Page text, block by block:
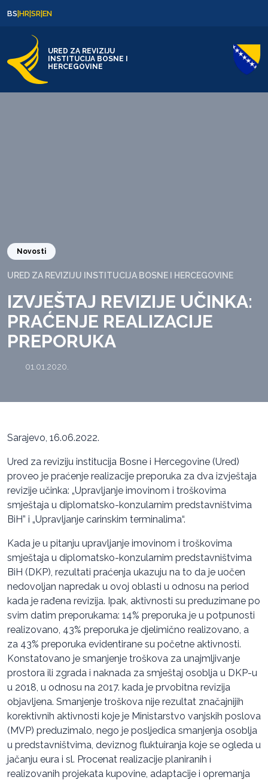
BS|HR|SR|EN
URED ZA REVIZIJU
INSTITUCIJA BOSNE I
HERCEGOVINE
Novosti
URED ZA REVIZIJU INSTITUCIJA BOSNE I HERCEGOVINE
IZVJEŠTAJ REVIZIJE UČINKA:
PRAĆENJE REALIZACIJE
PREPORUKA
01.01.2020.
Sarajevo, 16.06.2022.
Ured za reviziju institucija Bosne i Hercegovine (Ured)
proveo je praćenje realizacije preporuka za dva izvještaja
revizije učinka: „Upravljanje imovinom i troškovima
smještaja u diplomatsko-konzularnim predstavništvima
BiH” i „Upravljanje carinskim terminalima“.
Kada je u pitanju upravljanje imovinom i troškovima
smještaja u diplomatsko-konzularnim predstavništvima
BiH (DKP), rezultati praćenja ukazuju na to da je uočen
nedovoljan napredak u ovoj oblasti u odnosu na period
kada je rađena revizija. Ipak, aktivnosti su preduzimane po
svim datim preporukama: 14% preporuka je u potpunosti
realizovano, 43% preporuka je djelimično realizovano, a
za 43% preporuka evidentirane su početne aktivnosti.
Konstatovano je smanjenje troškova za unajmljivanje
prostora ili zgrada i naknada za smještaj osoblja u DKP-u
u 2018, u odnosu na 2017. kada je prvobitna revizija
objavljena. Smanjenje troškova nije rezultat značajnijih
korektivnih aktivnosti koje je Ministarstvo vanjskih poslova
(MVP) preduzimalo, nego je posljedica smanjenja osoblja
u predstavništvima, deviznog fluktuiranja koje se ogleda u
jačanju eura i sl. Procenat realizacije planiranih i
realizovanih projekata kupovine, adaptacije i opremanja